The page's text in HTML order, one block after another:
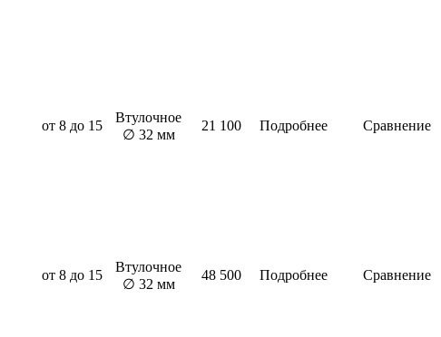
от 8 до 15
Втулочное
∅ 32 мм
21 100 Подробнее Сравнение
от 8 до 15
Втулочное
∅ 32 мм
48 500 Подробнее Сравнение